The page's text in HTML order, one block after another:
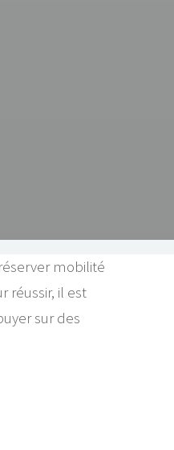
mobilité
réussir, il est
sur des